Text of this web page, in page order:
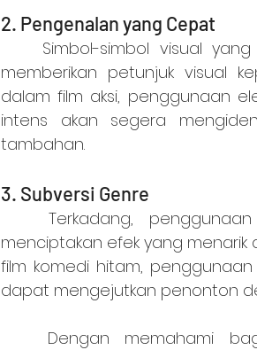
2. Pengenalan yang Cepat
memberikan petunjuk visual
dalam film aksi, penggunaan
intens akan segera
tambahan.
3. Subversi Genre
menciptakan efek yang menarik
film komedi hitam,
dapat mengejutkan penonton